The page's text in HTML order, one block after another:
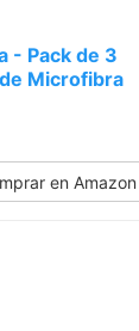
- Pack de 3
Microfibra
en Amazon